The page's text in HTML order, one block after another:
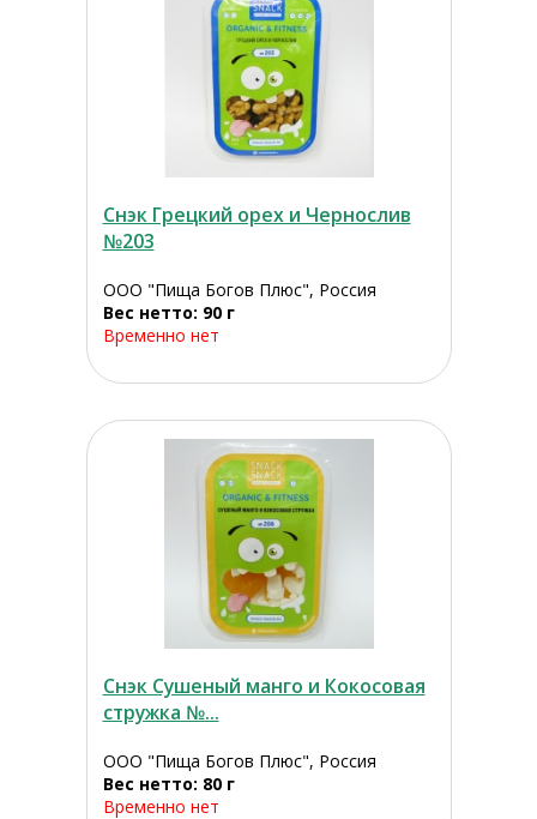
Снэк Грецкий орех и Чернослив
№203
ООО "Пища Богов Плюс", Россия
Вес нетто: 90 г
Временно нет
Снэк Сушеный манго и Кокосовая
стружка №...
ООО "Пища Богов Плюс", Россия
Вес нетто: 80 г
Временно нет